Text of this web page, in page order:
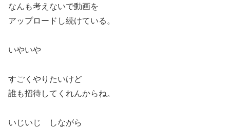
なんも考えないで動画を
アップロードし続けている。
いやいや
すごくやりたいけど
誰も招待してくれんからね。
いじいじ しながら